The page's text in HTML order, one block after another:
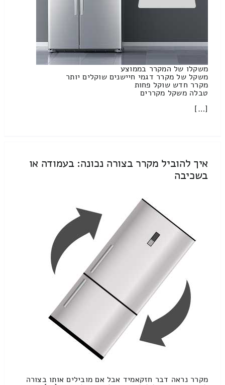
משקלו של המקרר בממוצע
משקל של מקרר דגמי חיישנים שוקלים יותר
מקרר חדש שוקל פחות
טבלה משקל מקררים
[…]
איך להוביל מקרר בצורה נכונה: בעמודה או
בשכיבה
מקרר נראה דבר חזקאמיד אבל אם מובילים אותו בצורה